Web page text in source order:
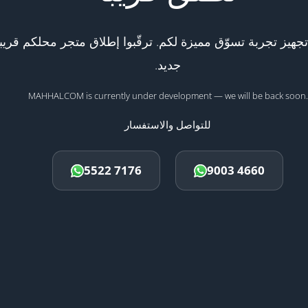
تجربة تسوّق مميزة لكم. ترقّبوا إطلاق متجر محلكم
جديد.
MAHHALCOM is currently under development — we will be back soon.
للتواصل والاستفسار
5522 7176 9003 4660